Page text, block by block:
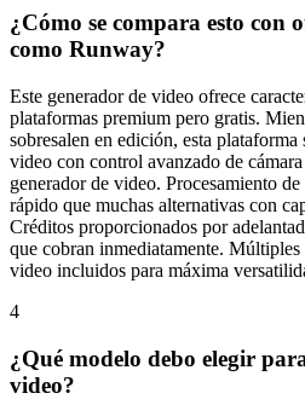
¿Cómo se compara esto con
como Runway?
Este generador de video ofrece
plataformas premium pero gratis.
sobresalen en edición, esta plataforma
video con control avanzado de
generador de video. Procesamiento
rápido que muchas alternativas con
Créditos proporcionados por
que cobran inmediatamente.
video incluidos para máxima
4
¿Qué modelo debo elegir
video?